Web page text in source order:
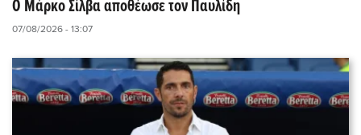
Ο Μάρκο Σίλβα αποθέωσε τον Παυλίδη
07/08/2026 - 13:07